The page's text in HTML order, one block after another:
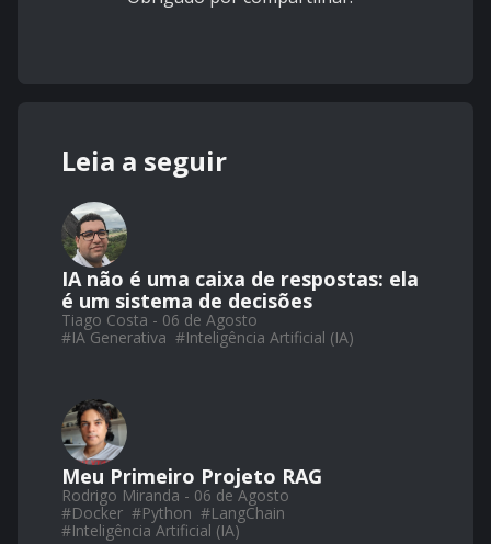
Leia a seguir
IA não é uma caixa de respostas: ela
é um sistema de decisões
Tiago Costa - 06 de Agosto
#IA Generativa #Inteligência Artificial (IA)
Meu Primeiro Projeto RAG
Rodrigo Miranda - 06 de Agosto
#Docker #Python #LangChain
#Inteligência Artificial (IA)